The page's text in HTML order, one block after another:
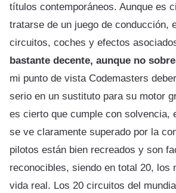
títulos contemporáneos. Aunque es
tratarse de un juego de conducción,
circuitos, coches y efectos
bastante decente, aunque no
mi punto de vista Codemasters
serio en un sustituto para su motor
es cierto que cumple con solvencia,
se ve claramente superado por la
pilotos están bien recreados y son
reconocibles, siendo en total 20, los
vida real. Los 20 circuitos del